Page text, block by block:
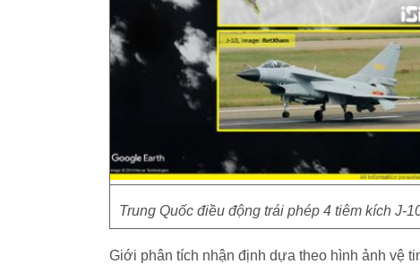
Trung Quốc điều động trái phép 4 tiêm kích J-
Giới phân tích nhận định dựa theo hình ảnh vệ